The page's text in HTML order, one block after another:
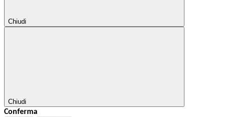
Chiudi
Chiudi
Conferma